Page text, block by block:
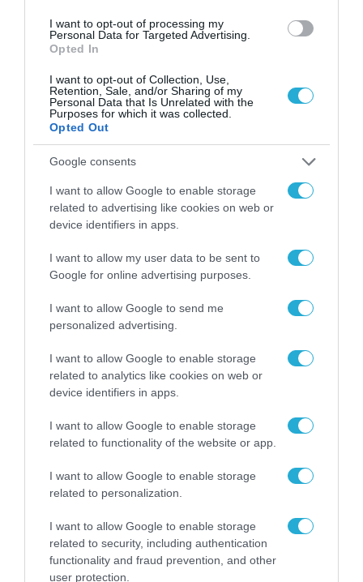
I want to opt-out of processing my
Personal Data for Targeted Advertising.
Opted In
I want to opt-out of Collection, Use,
Retention, Sale, and/or Sharing of my
Personal Data that Is Unrelated with the
Purposes for which it was collected.
Opted Out
Google consents
I want to allow Google to enable storage
related to advertising like cookies on web or
device identifiers in apps.
I want to allow my user data to be sent to
Google for online advertising purposes.
I want to allow Google to send me
personalized advertising.
I want to allow Google to enable storage
related to analytics like cookies on web or
device identifiers in apps.
I want to allow Google to enable storage
related to functionality of the website or app.
I want to allow Google to enable storage
related to personalization.
I want to allow Google to enable storage
related to security, including authentication
functionality and fraud prevention, and other
user protection.
ΡΟΗ ΕΙΔΗΣΕΩΝ
από την ΕΕ έργο “The
Gaming Police”
ενισχύει την ασφάλεια
των παιδιών στο
31.07.2026